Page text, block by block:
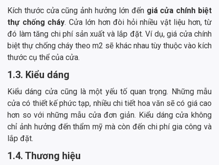
Kích thước cửa cũng ảnh hưởng lớn đến giá cửa chính biệt
thự chống cháy. Cửa lớn hơn đòi hỏi nhiều vật liệu hơn, từ
đó làm tăng chi phí sản xuất và lắp đặt. Ví dụ, giá cửa chính
biệt thự chống cháy theo m2 sẽ khác nhau tùy thuộc vào kích
thước cụ thể của cửa.
1.3. Kiểu dáng
Kiểu dáng cửa cũng là một yếu tố quan trọng. Những mẫu
cửa có thiết kế phức tạp, nhiều chi tiết hoa văn sẽ có giá cao
hơn so với những mẫu cửa đơn giản. Kiểu dáng cửa không
chỉ ảnh hưởng đến thẩm mỹ mà còn đến chi phí gia công và
lắp đặt.
1.4. Thương hiệu